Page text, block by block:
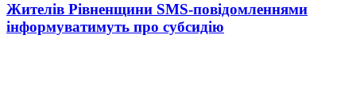
Жителів Рівненщини SMS-повідомленнями
інформуватимуть про субсидію